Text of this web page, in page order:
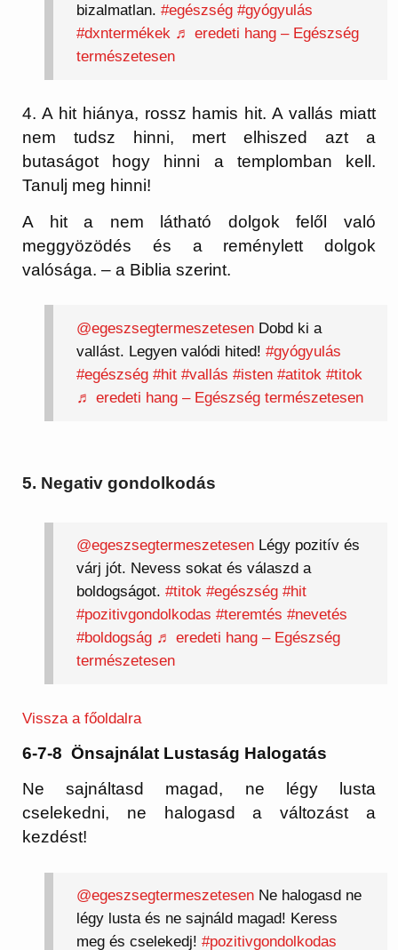
bizalmatlan. #egészség #gyógyulás
#dxntermékek ♬ eredeti hang – Egészség
természetesen
4. A hit hiánya, rossz hamis hit. A vallás miatt
nem tudsz hinni, mert elhiszed azt a
butaságot hogy hinni a templomban kell.
Tanulj meg hinni!
A hit a nem látható dolgok felől való
meggyözödés és a reménylett dolgok
valósága. – a Biblia szerint.
@egeszsegtermeszetesenDobd ki a
vallást. Legyen valódi hited! #gyógyulás
#egészség #hit #vallás #isten #atitok #titok
♬ eredeti hang – Egészség természetesen
5. Negativ gondolkodás
@egeszsegtermeszetesenLégy pozitív és
várj jót. Nevess sokat és válaszd a
boldogságot. #titok #egészség #hit
#pozitivgondolkodas #teremtés #nevetés
#boldogság ♬ eredeti hang – Egészség
természetesen
Vissza a főoldalra
6-7-8 Önsajnálat Lustaság Halogatás
Ne sajnáltasd magad, ne légy lusta
cselekedni, ne halogasd a változást a
kezdést!
@egeszsegtermeszetesenNe halogasd ne
légy lusta és ne sajnáld magad! Keress
meg és cselekedj! #pozitivgondolkodas